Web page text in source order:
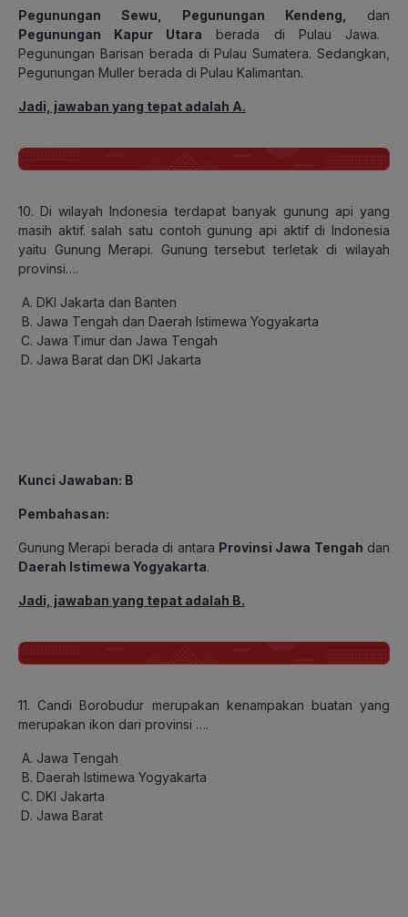
Pegunungan Sewu, Pegunungan Kendeng, dan
Pegunungan Kapur Utara berada di Pulau Jawa.
Pegunungan Barisan berada di Pulau Sumatera. Sedangkan,
Pegunungan Muller berada di Pulau Kalimantan.
Jadi, jawaban yang tepat adalah A.
10. Di wilayah Indonesia terdapat banyak gunung api yang
masih aktif. salah satu contoh gunung api aktif di Indonesia
yaitu Gunung Merapi. Gunung tersebut terletak di wilayah
provinsi….
DKI Jakarta dan Banten
Jawa Tengah dan Daerah Istimewa Yogyakarta
Jawa Timur dan Jawa Tengah
Jawa Barat dan DKI Jakarta
Kunci Jawaban: B
Pembahasan:
Gunung Merapi berada di antara Provinsi Jawa Tengah dan
Daerah Istimewa Yogyakarta.
Jadi, jawaban yang tepat adalah B.
11. Candi Borobudur merupakan kenampakan buatan yang
merupakan ikon dari provinsi ….
Jawa Tengah
Daerah Istimewa Yogyakarta
DKI Jakarta
Jawa Barat